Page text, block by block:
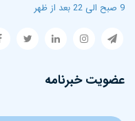
9 صبح الی 22 بعد از ظهر
عضویت خبرنامه